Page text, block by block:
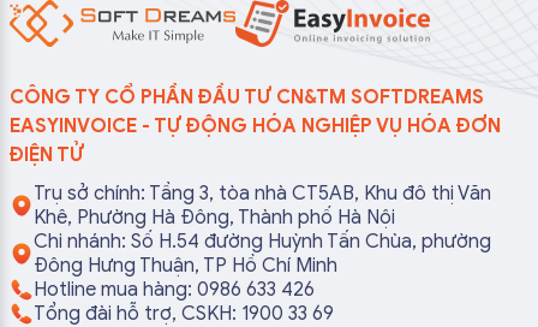
CÔNG TY CỔ PHẦN ĐẦU TƯ CN&TM SOFTDREAMS
EASYINVOICE - TỰ ĐỘNG HÓA NGHIỆP VỤ HÓA ĐƠN
ĐIỆN TỬ
Trụ sở chính: Tầng 3, tòa nhà CT5AB, Khu đô thị Văn
Khê, Phường Hà Đông, Thành phố Hà Nội
Chi nhánh: Số H.54 đường Huỳnh Tấn Chùa, phường
Đông Hưng Thuận, TP Hồ Chí Minh
Hotline mua hàng: 0986 633 426
Tổng đài hỗ trợ, CSKH: 1900 33 69